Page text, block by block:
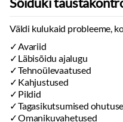
Väldi kulukaid probleeme,
Avariid
Läbisõidu ajalugu
Tehnoülevaatused
Kahjustused
Pildid
Tagasikutsumised
Omanikuvahetused